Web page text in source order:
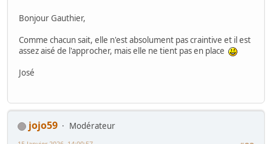
Bonjour Gauthier,
Comme chacun sait, elle n'est absolument pas craintive et il est
assez aisé de l'approcher, mais elle ne tient pas en place
José
jojo59
Modérateur